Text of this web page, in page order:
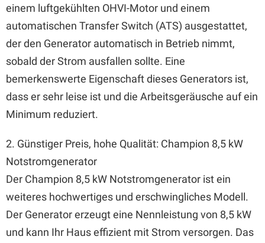
einem luftgekühlten OHVI-Motor und einem
automatischen Transfer Switch (ATS) ausgestattet,
der den Generator automatisch in Betrieb nimmt,
sobald der Strom ausfallen sollte. Eine
bemerkenswerte Eigenschaft dieses Generators ist,
dass er sehr leise ist und die Arbeitsgeräusche auf ein
Minimum reduziert.
2. Günstiger Preis, hohe Qualität: Champion 8,5 kW
Notstromgenerator
Der Champion 8,5 kW Notstromgenerator ist ein
weiteres hochwertiges und erschwingliches Modell.
Der Generator erzeugt eine Nennleistung von 8,5 kW
und kann Ihr Haus effizient mit Strom versorgen. Das